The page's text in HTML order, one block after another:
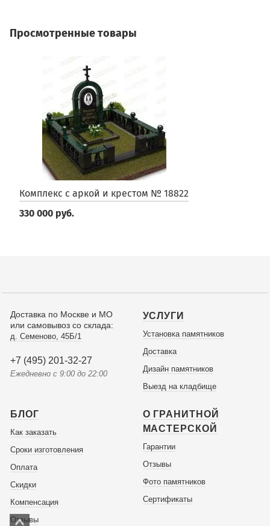
Просмотренные товары
Комплекс с аркой и крестом № 18822
330 000 руб.
Доставка по Москве и МО
или самовывоз со склада:
д. Семеново, 45Б/1
+7 (495) 201-32-27
Ежедневно с 9:00 до 22:00
УСЛУГИ
Установка памятников
Доставка
Дизайн памятников
Выезд на кладбище
БЛОГ
Как заказать
Сроки изготовления
Оплата
Скидки
Компенсация
Отзывы
О ГРАНИТНОЙ
МАСТЕРСКОЙ
Гарантии
Отзывы
Фото памятников
Сертификаты